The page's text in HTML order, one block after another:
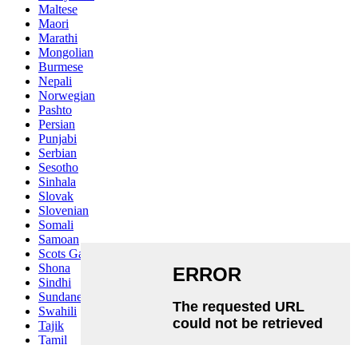
Maltese
Maori
Marathi
Mongolian
Burmese
Nepali
Norwegian
Pashto
Persian
Punjabi
Serbian
Sesotho
Sinhala
Slovak
Slovenian
Somali
Samoan
Scots Gaelic
Shona
Sindhi
Sundanese
Swahili
Tajik
Tamil